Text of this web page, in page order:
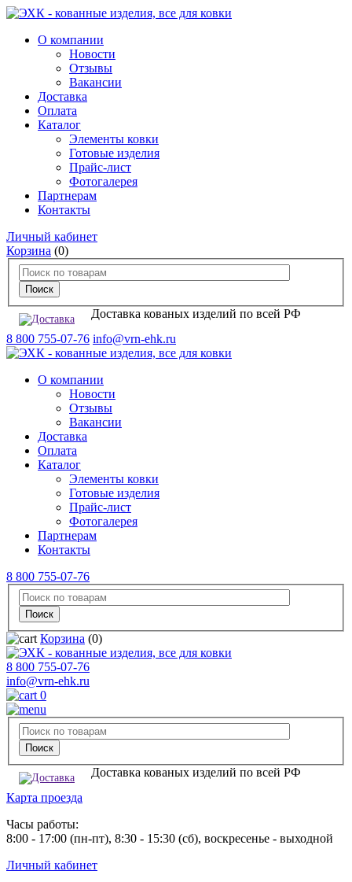
О компании
Новости
Отзывы
Вакансии
Доставка
Оплата
Каталог
Элементы ковки
Готовые изделия
Прайс-лист
Фотогалерея
Партнерам
Контакты
Личный кабинет
Корзина (0)
Доставка кованых изделий по всей РФ
8 800 755-07-76 info@vrn-ehk.ru
О компании
Новости
Отзывы
Вакансии
Доставка
Оплата
Каталог
Элементы ковки
Готовые изделия
Прайс-лист
Фотогалерея
Партнерам
Контакты
8 800 755-07-76
Корзина (0)
8 800 755-07-76
info@vrn-ehk.ru
0
Доставка кованых изделий по всей РФ
Карта проезда
Часы работы:
8:00 - 17:00 (пн-пт), 8:30 - 15:30 (сб), воскресенье - выходной
Личный кабинет